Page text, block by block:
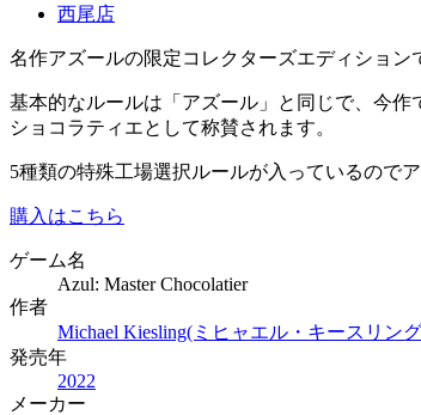
西尾店
名作アズールの限定コレクターズエディション
基本的なルールは「アズール」と同じで、今
ショコラティエとして称賛されます。
5種類の特殊工場選択ルールが入っているので
購入はこちら
ゲーム名
Azul: Master Chocolatier
作者
Michael Kiesling(ミヒャエル・キースリン
発売年
2022
メーカー